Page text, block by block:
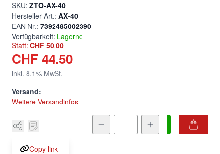
SKU: ZTO-AX-40
Hersteller Art.: AX-40
EAN Nr.: 7392485002390
Verfügbarkeit: Lagernd
Statt: CHF 50.00
CHF 44.50
inkl.8.1% MwSt.
Versand:
Weitere Versandinfos
Copy link